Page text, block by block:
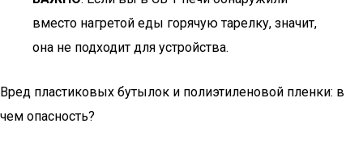
вместо нагретой еды горячую тарелку, значит,
она не подходит для устройства.
Вред пластиковых бутылок и полиэтиленовой пленки: в
чем опасность?